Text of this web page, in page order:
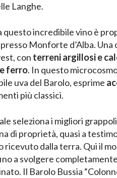
Langhe.
questo incredibile vino è
Monforte d’Alba. Una
con terreni argillosi e
ferro. In questo
uva del Barolo, esprime
più classici.
seleziona i migliori
di proprietà, quasi a
ricevuto dalla terra. Qui il
a svolgere
Il Barolo Bussia